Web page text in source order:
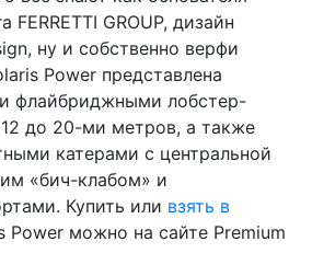
FERRETTI GROUP, дизайн
ну и собственно верфи
Power представлена
флайбриджными лобстер-
до 20-ми метров, а также
катерами с центральной
«бич-клабом» и
Купить или взять в
Power можно на сайте Premium